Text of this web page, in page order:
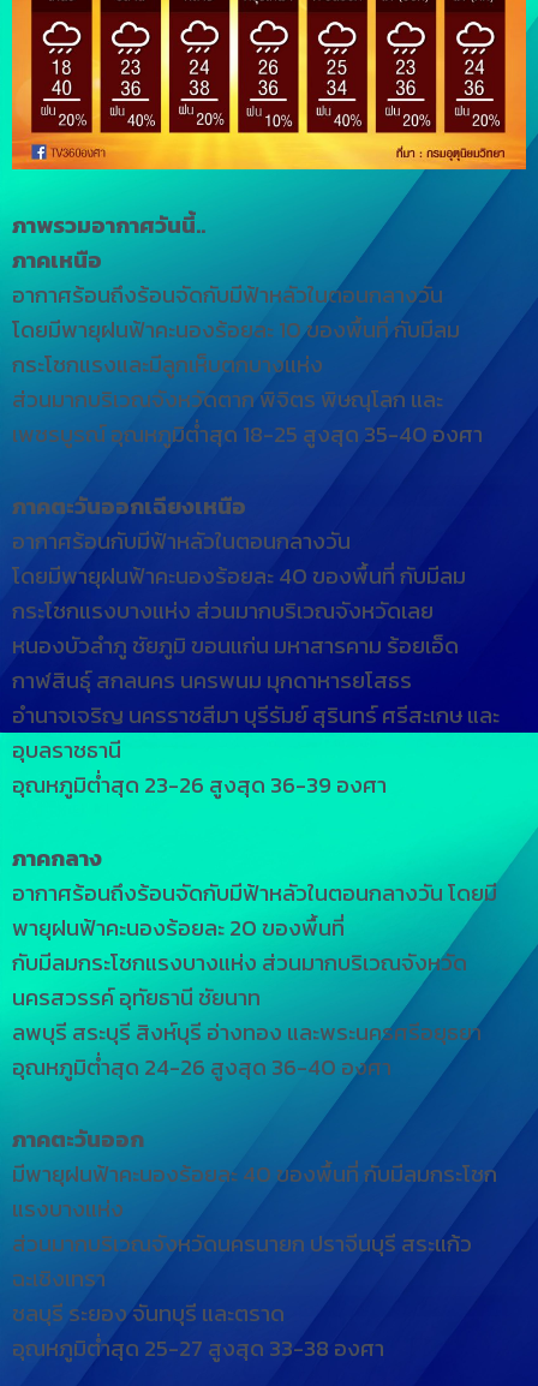
ภาพรวมอากาศวันนี้..
ภาคเหนือ
อากาศร้อนถึงร้อนจัดกับมีฟ้าหลัวในตอนกลางวัน
โดยมีพายุฝนฟ้าคะนองร้อยละ 10 ของพื้นที่ กับมีลม
กระโชกแรงและมีลูกเห็บตกบางแห่ง
ส่วนมากบริเวณจังหวัดตาก พิจิตร พิษณุโลก และ
เพชรบูรณ์ อุณหภูมิต่ำสุด 18-25 สูงสุด 35-40 องศา
ภาคตะวันออกเฉียงเหนือ
อากาศร้อนกับมีฟ้าหลัวในตอนกลางวัน
โดยมีพายุฝนฟ้าคะนองร้อยละ 40 ของพื้นที่ กับมีลม
กระโชกแรงบางแห่ง ส่วนมากบริเวณจังหวัดเลย
หนองบัวลำภู ชัยภูมิ ขอนแก่น มหาสารคาม ร้อยเอ็ด
กาฬสินธุ์ สกลนคร นครพนม มุกดาหารยโสธร
อำนาจเจริญ นครราชสีมา บุรีรัมย์ สุรินทร์ ศรีสะเกษ และ
อุบลราชธานี
อุณหภูมิต่ำสุด 23-26 สูงสุด 36-39 องศา
ภาคกลาง
อากาศร้อนถึงร้อนจัดกับมีฟ้าหลัวในตอนกลางวัน โดยมี
พายุฝนฟ้าคะนองร้อยละ 20 ของพื้นที่
กับมีลมกระโชกแรงบางแห่ง ส่วนมากบริเวณจังหวัด
นครสวรรค์ อุทัยธานี ชัยนาท
ลพบุรี สระบุรี สิงห์บุรี อ่างทอง และพระนครศรีอยุธยา
อุณหภูมิต่ำสุด 24-26 สูงสุด 36-40 องศา
ภาคตะวันออก
มีพายุฝนฟ้าคะนองร้อยละ 40 ของพื้นที่ กับมีลมกระโชก
แรงบางแห่ง
ส่วนมากบริเวณจังหวัดนครนายก ปราจีนบุรี สระแก้ว
ฉะเชิงเทรา
ชลบุรี ระยอง จันทบุรี และตราด
อุณหภูมิต่ำสุด 25-27 สูงสุด 33-38 องศา